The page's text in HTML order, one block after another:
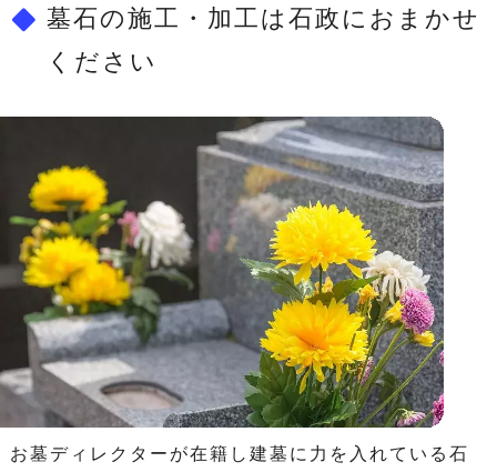
墓石の施工・加工は石政におまかせ
ください
お墓ディレクターが在籍し建墓に力を入れている石